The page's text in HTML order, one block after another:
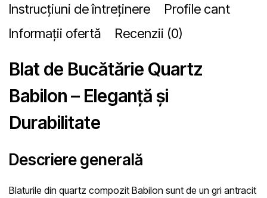
Instrucțiuni de întreținere
Profile cant
Informații ofertă
Recenzii (0)
Blat de Bucătărie Quartz
Babilon – Eleganță și
Durabilitate
Descriere generală
Blaturile din quartz compozit Babilon sunt de un gri antracit